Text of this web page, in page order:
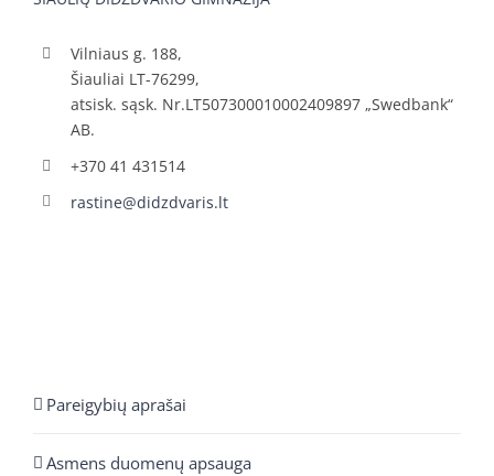
Vilniaus g. 188,
Šiauliai LT-76299,
atsisk. sąsk. Nr.LT507300010002409897 „Swedbank“
AB.
+370 41 431514
rastine@didzdvaris.lt
Pareigybių aprašai
Asmens duomenų apsauga